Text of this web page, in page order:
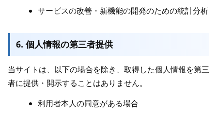
サービスの改善・新機能の開発のための統計分析
6. 個人情報の第三者提供
当サイトは、以下の場合を除き、取得した個人情報を第三
者に提供・開示することはありません。
利用者本人の同意がある場合